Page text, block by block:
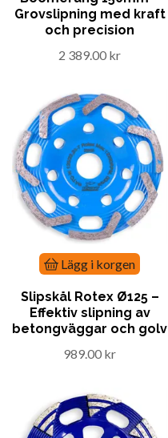
Grovslipning med kraft
och precision
2 389.00 kr
Lägg i korgen
Slipskål Rotex Ø125 –
Effektiv slipning av
betongväggar och golv
989.00 kr